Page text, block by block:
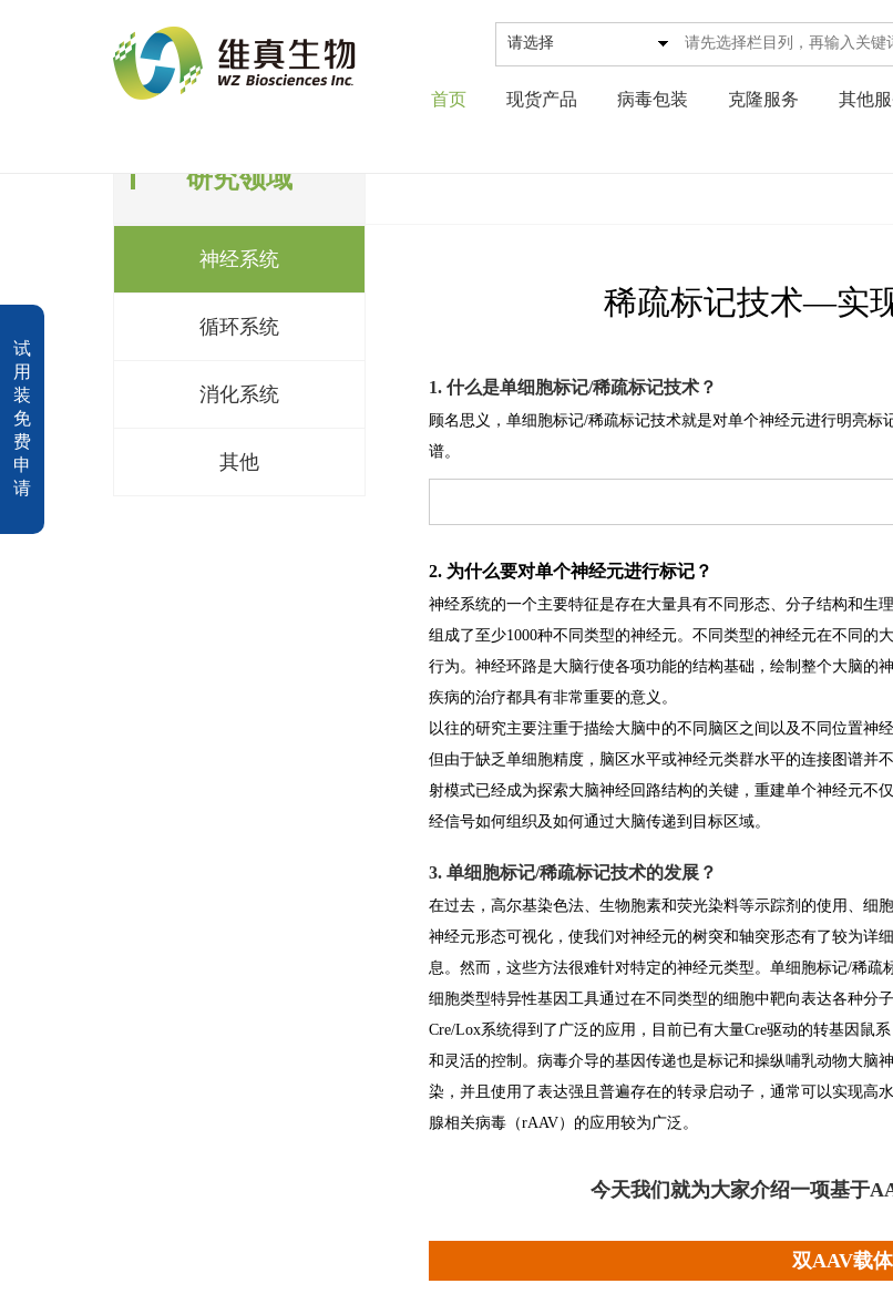
请选择
首页 现货产品 病毒包装 克隆服务 其他
研究领域
神经系统
循环系统
消化系统
其他
稀疏标记技术—实
1. 什么是单细胞标记/稀疏标记技术？
顾名思义，单细胞标记/稀疏标记技术就是对单个神经元进行明亮
谱。
2. 为什么要对单个神经元进行标记？
神经系统的一个主要特征是存在大量具有不同形态、分子结构和生
组成了至少1000种不同类型的神经元。不同类型的神经元在不同
行为。神经环路是大脑行使各项功能的结构基础，绘制整个大脑的
疾病的治疗都具有非常重要的意义。
以往的研究主要注重于描绘大脑中的不同脑区之间以及不同位置神
但由于缺乏单细胞精度，脑区水平或神经元类群水平的连接图谱并
射模式已经成为探索大脑神经回路结构的关键，重建单个神经元不
经信号如何组织及如何通过大脑传递到目标区域。
3. 单细胞标记/稀疏标记技术的发展？
在过去，高尔基染色法、生物胞素和荧光染料等示踪剂的使用、细
神经元形态可视化，使我们对神经元的树突和轴突形态有了较为详
息。然而，这些方法很难针对特定的神经元类型。单细胞标记/稀疏
细胞类型特异性基因工具通过在不同类型的细胞中靶向表达各种分
Cre/Lox系统得到了广泛的应用，目前已有大量Cre驱动的转基因鼠
和灵活的控制。病毒介导的基因传递也是标记和操纵哺乳动物大脑
染，并且使用了表达强且普遍存在的转录启动子，通常可以实现高
腺相关病毒（rAAV）的应用较为广泛。
今天我们就为大家介绍一项基于
双AAV载
试
用
装
免
费
申
请